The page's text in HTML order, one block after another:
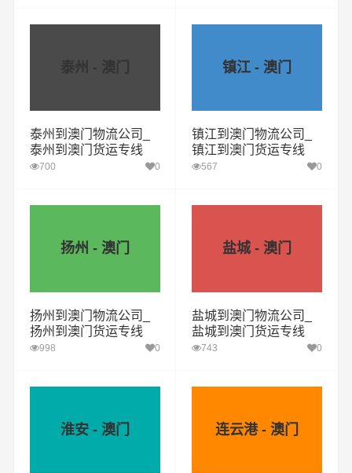
泰州 - 澳门
泰州到澳门物流公司_
泰州到澳门货运专线
700 0
镇江 - 澳门
镇江到澳门物流公司_
镇江到澳门货运专线
567 0
扬州 - 澳门
扬州到澳门物流公司_
扬州到澳门货运专线
998 0
盐城 - 澳门
盐城到澳门物流公司_
盐城到澳门货运专线
743 0
淮安 - 澳门 连云港 - 澳门